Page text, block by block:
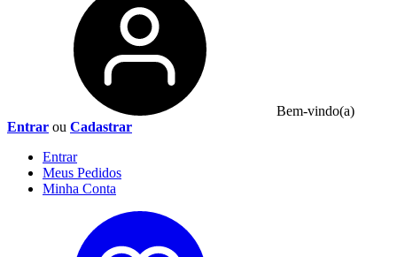
Bem-vindo(a)
Entrar ou Cadastrar
Entrar
Meus Pedidos
Minha Conta